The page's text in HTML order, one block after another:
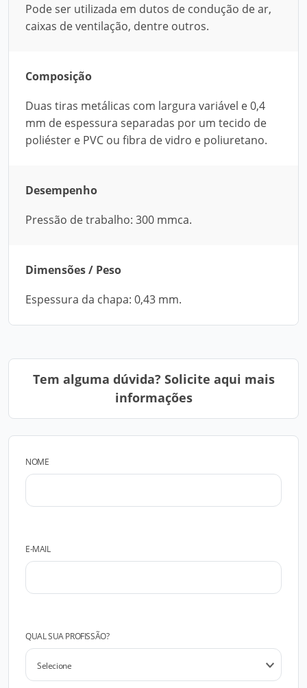
Pode ser utilizada em dutos de condução de ar,
caixas de ventilação, dentre outros.
Composição
Duas tiras metálicas com largura variável e 0,4
mm de espessura separadas por um tecido de
poliéster e PVC ou fibra de vidro e poliuretano.
Desempenho
Pressão de trabalho: 300 mmca.
Dimensões / Peso
Espessura da chapa: 0,43 mm.
Tem alguma dúvida? Solicite aqui mais
informações
NOME
E-MAIL
QUAL SUA PROFISSÃO?